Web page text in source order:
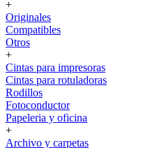
+
Originales
Compatibles
Otros
+
Cintas para impresoras
Cintas para rotuladoras
Rodillos
Fotoconductor
Papeleria y oficina
+
Archivo y carpetas